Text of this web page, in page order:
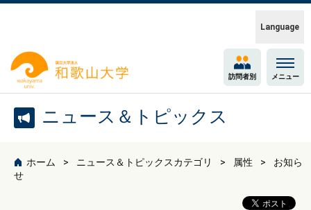
Language
訪問者別 メニュー
ニュース＆トピックス
ホーム ニュース＆トピックスカテゴリ 属性
お知ら
せ